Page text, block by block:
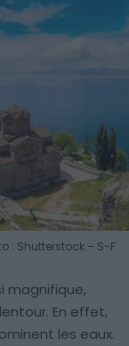
: Shutterstock – S-F
magnifique,
En effet,
les eaux.